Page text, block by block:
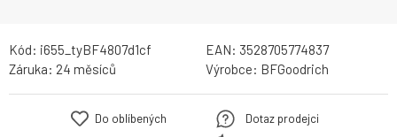
Kód: i655_tyBF4807d1cf EAN: 3528705774837
Záruka: 24 měsíců Výrobce: BFGoodrich
Do oblíbených
Dotaz prodejci